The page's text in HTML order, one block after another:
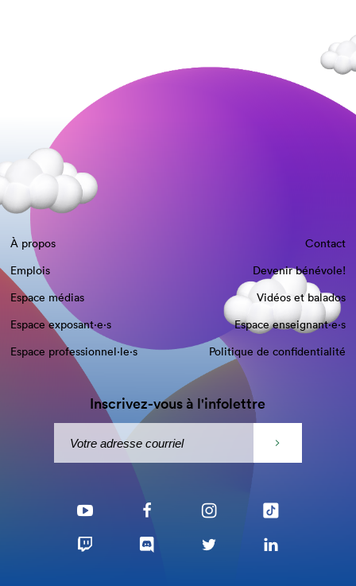
À propos
Contact
Emplois
Devenir bénévole!
Espace médias
Vidéos et balados
Espace exposant·e⋅s
Espace enseignant·e⋅s
Espace professionnel·le⋅s
Politique de confidentialité
Inscrivez-vous à l'infolettre